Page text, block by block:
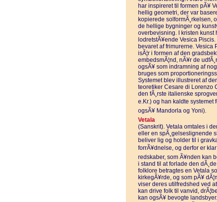
har inspireret til formen pÃ¥
hellig geometri, der var
kopierede solformÃ¸rkelsen,
de hellige bygninger og
overbevisning. I kristen
lodretstÃ¥ende Vesica
bevaret af frimurerne. Vesica
isÃ¦r i formen af den
embedsmÃ¦nd, nÃ¥r de
ogsÃ¥ som indramning af
bruges som
Systemet blev illustreret af
teoretiker Cesare di Lorenzo
den fÃ¸rste italienske
e.Kr.) og han kaldte systemet
ogsÃ¥ Mandorla og Yoni).
Vetala
(Sanskrit). Vetala omtales i
eller en spÃ¸gelseslignende
beliver lig og holder til i
forrÃ¥dnelse, og derfor er klar
redskaber, som Ã¥nden kan
i stand til at forlade den
folklore betragtes en Vetala
kirkegÃ¥rde, og som pÃ¥
viser deres utilfredshed ved
kan drive folk til vanvid,
kan ogsÃ¥ bevogte